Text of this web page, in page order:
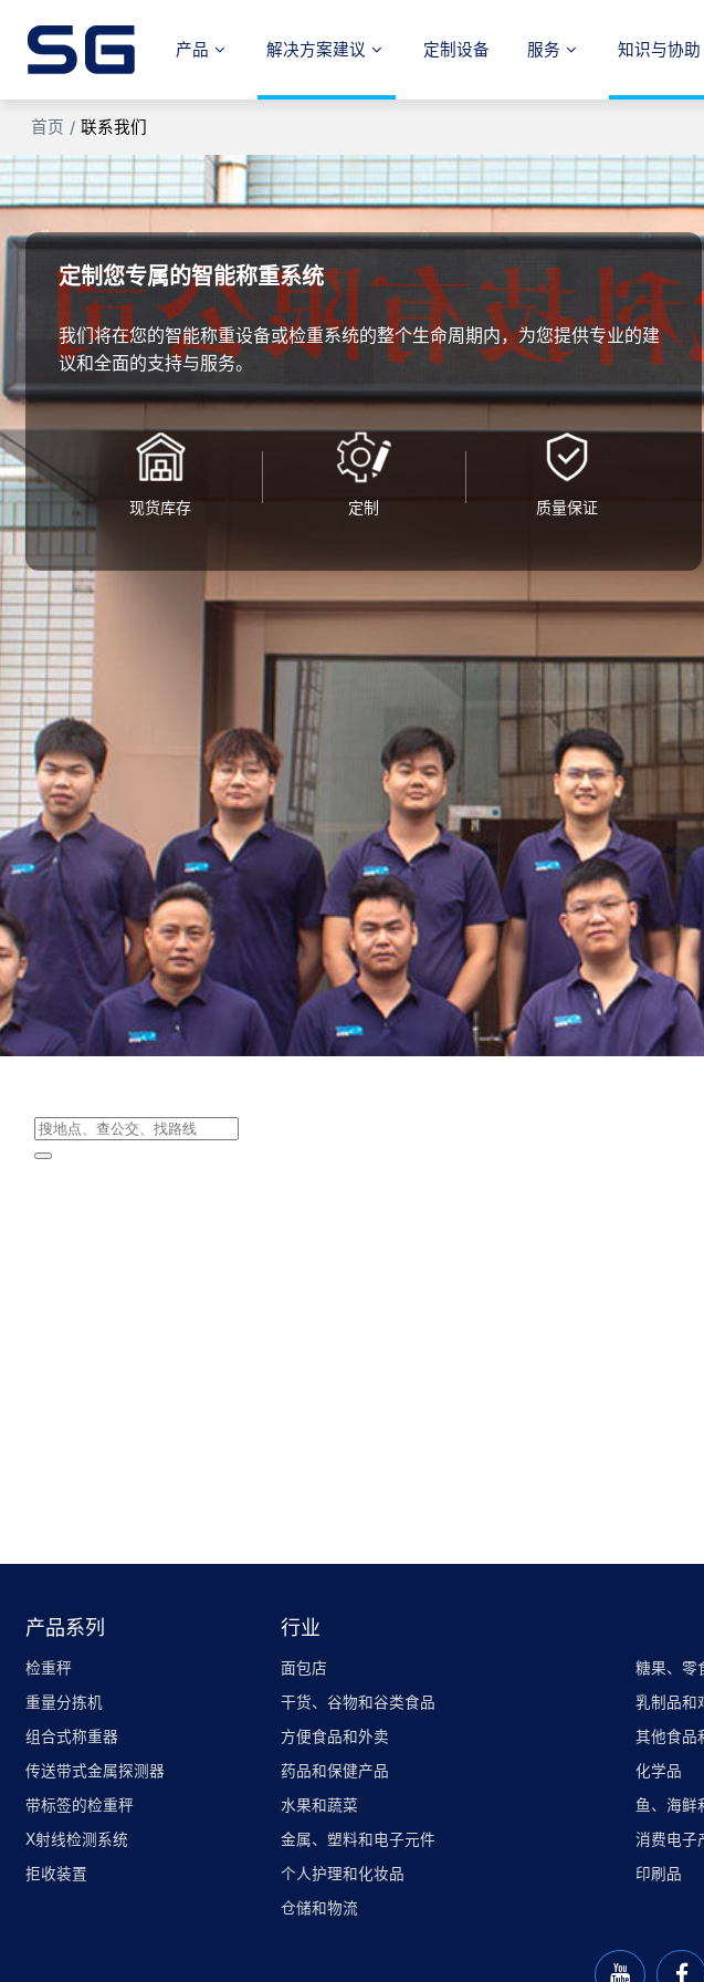
产品 解决方案建议 定制设备 服务 知识与协助
首页 / 联系我们
定制您专属的智能称重系统
我们将在您的智能称重设备或检重系统的整个生命周期内，为您提供专业的建
议和全面的支持与服务。
现货库存 定制 质量保证
产品系列
检重秤
重量分拣机
组合式称重器
传送带式金属探测器
带标签的检重秤
X射线检测系统
拒收装置
行业
面包店
糖果、零
干货、谷物和谷类食品
乳制品和
方便食品和外卖
其他食品
药品和保健产品
化学品
水果和蔬菜
鱼、海鲜
金属、塑料和电子元件
消费电子
个人护理和化妆品
印刷品
仓储和物流